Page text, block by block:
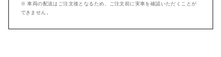
※ 車両の配送はご注文後となるため、ご注文前に実車を確認いただくことが
できません。